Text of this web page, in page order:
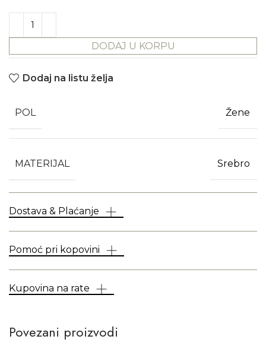
DODAJ U KORPU
Dodaj na listu želja
POL Žene
MATERIJAL Srebro
Dostava & Plaćanje
Pomoć pri kopovini
Kupovina na rate
Povezani proizvodi